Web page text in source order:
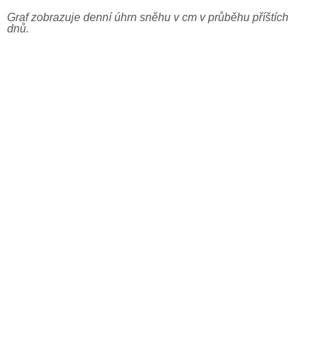
Graf zobrazuje denní úhrn sněhu v cm v průběhu příštích
dnů.